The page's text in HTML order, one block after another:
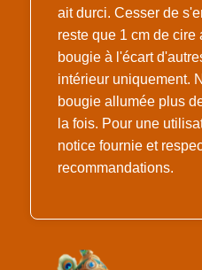
ait durci. Cesser de
reste que 1 cm de cire
bougie à l'écart
intérieur uniquement.
bougie allumée plus
la fois. Pour une
notice fournie et
recommandations.